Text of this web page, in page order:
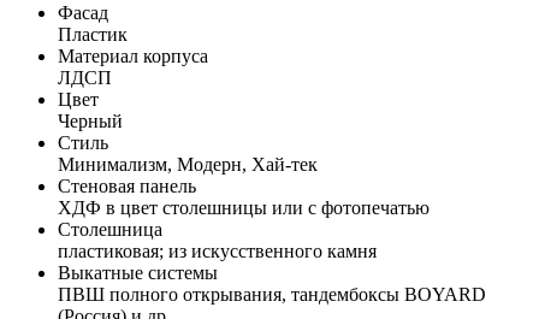
Фасад
Пластик
Материал корпуса
ЛДСП
Цвет
Черный
Стиль
Минимализм, Модерн, Хай-тек
Стеновая панель
ХДФ в цвет столешницы или с фотопечатью
Столешница
пластиковая; из искусственного камня
Выкатные системы
ПВШ полного открывания, тандембоксы BOYARD